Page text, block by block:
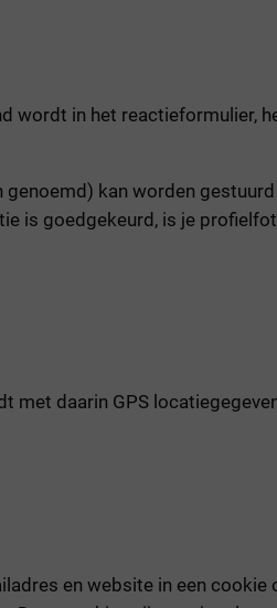
in het reactieformulier,
kan worden
is goedgekeurd, is je
daarin GPS
en website in een